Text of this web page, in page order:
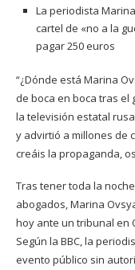
La periodista
cartel de «no a la
pagar 250 euros
“¿Dónde está Marina
de boca en boca tras el
la televisión estatal
y advirtió a millones de
creáis la propaganda,
Tras tener toda la
abogados, Marina
hoy ante un tribunal en
Según la BBC, la
evento público sin